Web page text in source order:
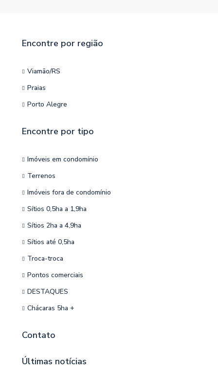
Encontre por região
Viamão/RS
Praias
Porto Alegre
Encontre por tipo
Imóveis em condomínio
Terrenos
Imóveis fora de condomínio
Sítios 0,5ha a 1,9ha
Sítios 2ha a 4,9ha
Sítios até 0,5ha
Troca-troca
Pontos comerciais
DESTAQUES
Chácaras 5ha +
Contato
Últimas notícias